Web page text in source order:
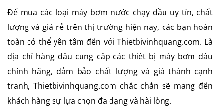
Để mua các loại máy bơm nước chạy dầu uy tín, chất
lượng và giá rẻ trên thị trường hiện nay, các bạn hoàn
toàn có thể yên tâm đến với Thietbivinhquang.com. Là
địa chỉ hàng đầu cung cấp các thiết bị máy bơm dầu
chính hãng, đảm bảo chất lượng và giá thành cạnh
tranh, Thietbivinhquang.com chắc chắn sẽ mang đến
khách hàng sự lựa chọn đa dạng và hài lòng.